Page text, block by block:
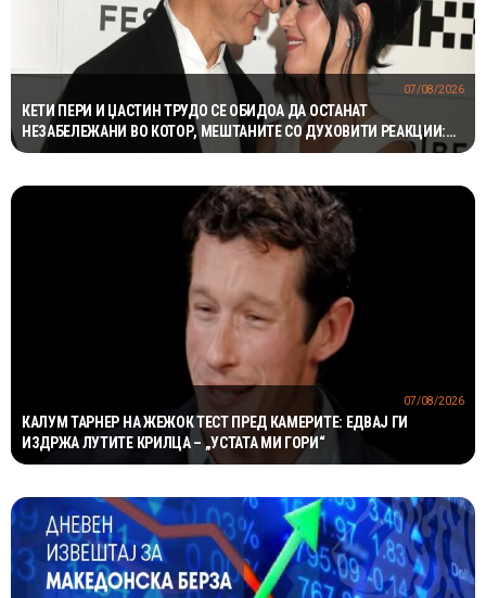
КЕТИ ПЕРИ И ЏАСТИН ТРУДО СЕ ОБИДОА ДА ОСТАНАТ
НЕЗАБЕЛЕЖАНИ ВО КОТОР, МЕШТАНИТЕ СО ДУХОВИТИ РЕАКЦИИ:
„НИКОЈ НЕ БИ ГИ ПРЕПОЗНАЛ“
07/08/2026
КАЛУМ ТАРНЕР НА ЖЕЖОК ТЕСТ ПРЕД КАМЕРИТЕ: ЕДВАЈ ГИ
ИЗДРЖА ЛУТИТЕ КРИЛЦА – „УСТАТА МИ ГОРИ“
07/08/2026